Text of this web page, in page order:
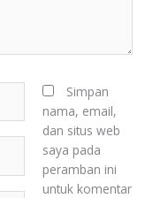
Simpan
nama, email,
dan situs web
saya pada
peramban ini
untuk komentar
TERKINI